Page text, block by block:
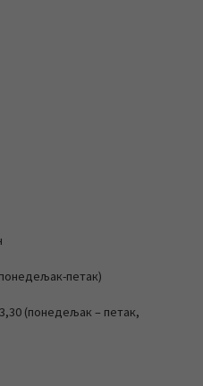
петак)
(понедељак – петак,